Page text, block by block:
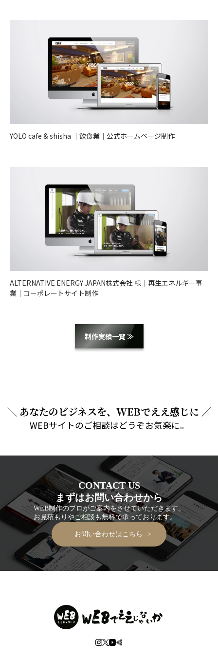
YOLO cafe & shisha ｜飲食業｜公式ホームページ制作
ALTERNATIVE ENERGY JAPAN株式会社 様｜再生エネルギー事
業｜コーポレートサイト制作
制作実績一覧 ≫
＼ あなたのビジネスを、WEBでええ感じに ／
WEBサイトのご相談はどうぞお気楽に。
CONTACT US
まずはお問い合わせから
WEB制作のプロがご案内をさせていただきます。
お見積もりやご相談も無料で承っております。
お問い合わせはこちら